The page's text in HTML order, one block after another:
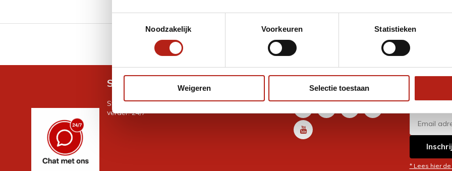
Noodzakelijk
Voorkeuren Statistieken
Weigeren Selectie toestaan
GRATIS verzending v.a €75 Eenvoudig ruilen of retour
Snel antwoord op je vraag?
Stel je vraag in de chat, en we helpen je graag
verder. 24/7
Volg ons
* Lees hier